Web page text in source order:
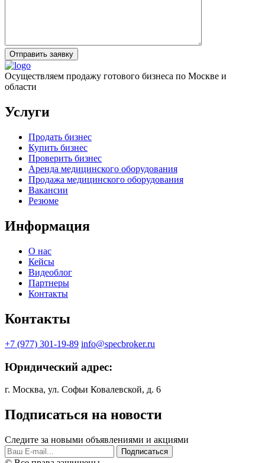
Отправить заявку
Осуществляем продажу готового бизнеса по Москве и
области
Услуги
Продать бизнес
Купить бизнес
Проверить бизнес
Аренда медицинского оборудования
Продажа медицинского оборудования
Вакансии
Резюме
Информация
О нас
Кейсы
Видеоблог
Партнеры
Контакты
Контакты
+7 (977) 301-19-89 info@specbroker.ru
Юридический адрес:
г. Москва, ул. Софьи Ковалевской, д. 6
Подписаться на новости
Следите за новыми объявлениями и акциями
Подписаться